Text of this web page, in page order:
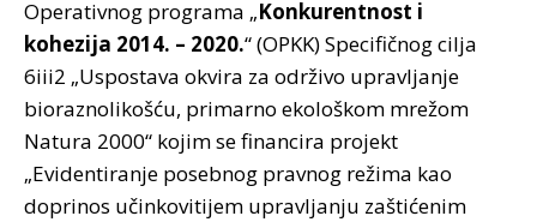
Operativnog programa „Konkurentnost i
kohezija 2014. – 2020.“ (OPKK) Specifičnog cilja
6iii2 „Uspostava okvira za održivo upravljanje
bioraznolikošću, primarno ekološkom mrežom
Natura 2000“ kojim se financira projekt
„Evidentiranje posebnog pravnog režima kao
doprinos učinkovitijem upravljanju zaštićenim